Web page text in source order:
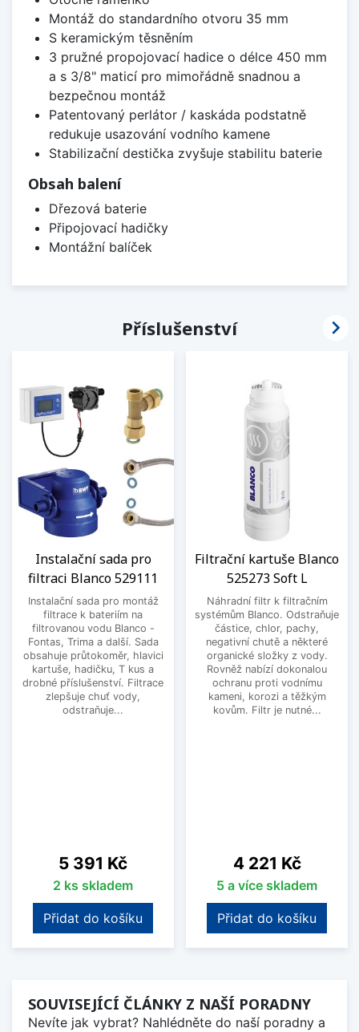
Montáž do standardního otvoru 35 mm
S keramickým těsněním
3 pružné propojovací hadice o délce 450 mm
a s 3/8" maticí pro mimořádně snadnou a
bezpečnou montáž
Patentovaný perlátor / kaskáda podstatně
redukuje usazování vodního kamene
Stabilizační destička zvyšuje stabilitu baterie
Obsah balení
Dřezová baterie
Připojovací hadičky
Montážní balíček
Příslušenství
Instalační sada pro
filtraci Blanco 529111
Instalační sada pro montáž
filtrace k bateriím na
filtrovanou vodu Blanco -
Fontas, Trima a další. Sada
obsahuje průtokoměr, hlavici
kartuše, hadičku, T kus a
drobné příslušenství. Filtrace
zlepšuje chuť vody,
odstraňuje...
Cena
5 391 Kč
2 ks skladem
Přidat do košíku
Filtrační kartuše Blanco
525273 Soft L
Náhradní filtr k filtračním
systémům Blanco. Odstraňuje
částice, chlor, pachy,
negativní chutě a některé
organické složky z vody.
Rovněž nabízí dokonalou
ochranu proti vodnímu
kameni, korozi a těžkým
kovům. Filtr je nutné...
Cena
4 221 Kč
5 a více skladem
Přidat do košíku

SOUVISEJÍCÍ ČLÁNKY Z NAŠÍ PORADNY
Nevíte jak vybrat? Nahlédněte do naší poradny a